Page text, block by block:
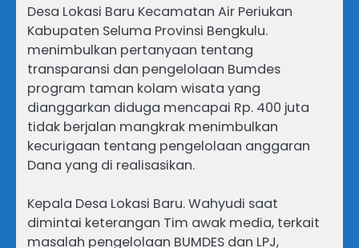
Desa Lokasi Baru Kecamatan Air Periukan
Kabupaten Seluma Provinsi Bengkulu.
menimbulkan pertanyaan tentang
transparansi dan pengelolaan Bumdes
program taman kolam wisata yang
dianggarkan diduga mencapai Rp. 400 juta
tidak berjalan mangkrak menimbulkan
kecurigaan tentang pengelolaan anggaran
Dana yang di realisasikan.
Kepala Desa Lokasi Baru. Wahyudi saat
dimintai keterangan Tim awak media, terkait
masalah pengelolaan BUMDES dan LPJ,